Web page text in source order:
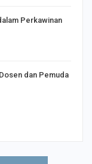
Perkawinan
dan Pemuda